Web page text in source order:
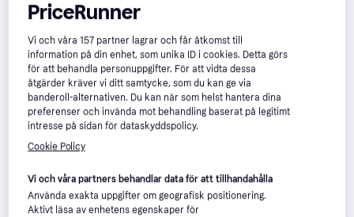
PriceRunner
Vi och våra157 partner lagrar och får åtkomst till
information på din enhet, som unika ID i cookies. Detta görs
för att behandla personuppgifter. För att vidta dessa
åtgärder kräver vi ditt samtycke, som du kan ge via
banderoll-alternativen. Du kan när som helst hantera dina
preferenser och invända mot behandling baserat på legitimt
intresse på sidan för dataskyddspolicy.
Cookie Policy
Vi och våra partners behandlar data för att tillhandahålla
Använda exakta uppgifter om geografisk positionering.
Aktivt läsa av enhetens egenskaper för